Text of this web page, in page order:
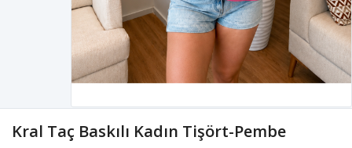
Kral Taç Baskılı Kadın Tişört-Pembe